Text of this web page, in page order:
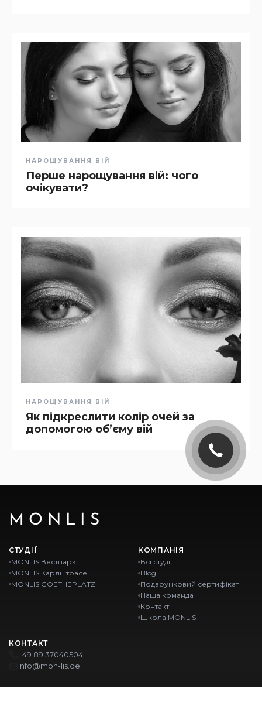
НАРОЩУВАННЯ ВІЙ
Перше нарощування вій: чого
очікувати?
НАРОЩУВАННЯ ВІЙ
Як підкреслити колір очей за
допомогою об’єму вій
MONLIS
СТУДІЇ
MONLIS Вестпарк
MONLIS Карлштрасе
MONLIS GOETHEPLATZ
КОМПАНІЯ
Всі студії
Blog
Подарунковий сертифікат
Наша команда
Контакт
Школа MONLIS
КОНТАКТ
+49 89 37040504
info@mon-lis.de